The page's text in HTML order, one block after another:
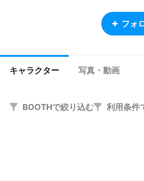
フォ
キャラクター 写真・動画
BOOTHで絞り込む 利用条件